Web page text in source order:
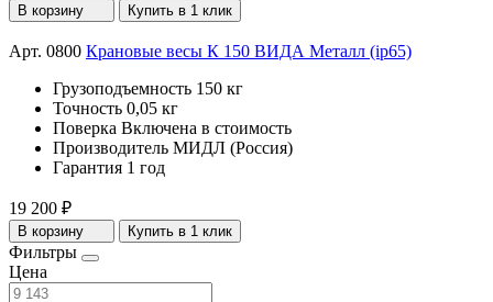
В корзину Купить в 1 клик
Арт. 0800 Крановые весы К 150 ВИДА Металл (ip65)
Грузоподъемность 150 кг
Точность 0,05 кг
Поверка Включена в стоимость
Производитель МИДЛ (Россия)
Гарантия 1 год
19 200 ₽
В корзину Купить в 1 клик
Фильтры
Цена